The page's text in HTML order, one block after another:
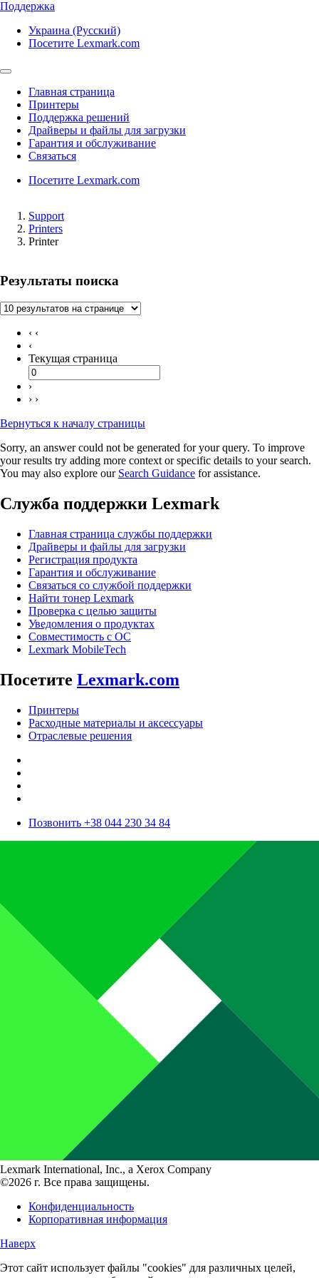
Поддержка
Украина (Русский)
Посетите Lexmark.com
Главная страница
Принтеры
Поддержка решений
Драйверы и файлы для загрузки
Гарантия и обслуживание
Связаться
Посетите Lexmark.com
Support
Printers
Printer
Результаты поиска
‹ ‹
‹
Текущая страница
›
› ›
Вернуться к началу страницы
Sorry, an answer could not be generated for your query. To improve
your results try adding more context or specific details to your search.
You may also explore our Search Guidance for assistance.
Служба поддержки Lexmark
Главная страница службы поддержки
Драйверы и файлы для загрузки
Регистрация продукта
Гарантия и обслуживание
Связаться со службой поддержки
Найти тонер Lexmark
Проверка с целью защиты
Уведомления о продуктах
Совместимость с ОС
Lexmark MobileTech
Посетите Lexmark.com
Принтеры
Расходные материалы и аксессуары
Отраслевые решения
Позвонить +38 044 230 34 84
Lexmark International, Inc., a Xerox Company
©2026 г. Все права защищены.
Конфиденциальность
Корпоративная информация
Наверх
Этот сайт использует файлы "cookies" для различных целей,